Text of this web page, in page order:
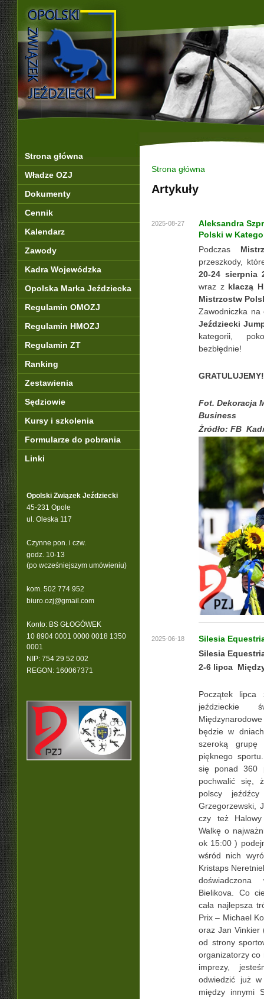
Strona główna
Władze OZJ
Dokumenty
Cennik
Kalendarz
Zawody
Kadra Wojewódzka
Opolska Marka Jeździecka
Regulamin OMOZJ
Regulamin HMOZJ
Regulamin ZT
Ranking
Zestawienia
Sędziowie
Kursy i szkolenia
Formularze do pobrania
Linki
Opolski Związek Jeździecki
45-231 Opole
ul. Oleska 117
Czynne pon. i czw.
godz. 10-13
(po wcześniejszym umówieniu)
kom. 502 774 952
biuro.ozj@gmail.com
Konto: BS GŁOGÓWEK
10 8904 0001 0000 0018 1350
0001
NIP: 754 29 52 002
REGON: 160067371
Strona główna
Artykuły
2025-08-27
Aleksandra
Polski w
Podczas
przeszkody,
20-24 sierpnia
wraz z klaczą
Mistrzostw
Zawodniczka
Jeździecki
kategorii,
bezbłędnie!
GRATULUJEMY!
Fot. Dekoracja
Business
Żródło: FB
2025-06-18
Silesia
Silesia
2-6 lipca
Początek lipca
jeździeckie
będzie w
szeroką grupę
pięknego
się ponad 360
pochwalić się,
polscy
Grzegorzewski,
czy też Halowy
Walkę o
ok 15:00 )
wśród nich
Kristaps
Bielikova. Co
cała najlepsza
Prix – Michael
oraz Jan Vinkier
od strony
organizatorzy co
imprezy,
odwiedzić już
między innymi